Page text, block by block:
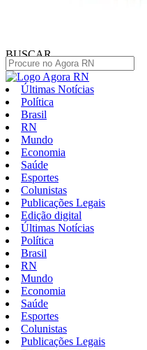
BUSCAR
Últimas Notícias
Política
Brasil
RN
Mundo
Economia
Saúde
Esportes
Colunistas
Publicações Legais
Edição digital
Últimas Notícias
Política
Brasil
RN
Mundo
Economia
Saúde
Esportes
Colunistas
Publicações Legais